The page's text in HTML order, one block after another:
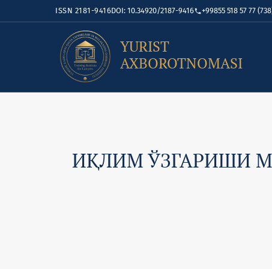
ISSN 2181-9416DOI: 10.34920/2187-9416 +99855 518 57 77
YURIST
AXBOROTNOMASI
ИҚЛИМ ЎЗГАРИШИ